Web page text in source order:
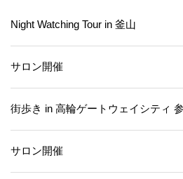
Night Watching Tour in 釜山
サロン開催
街歩き in 高輪ゲートウェイシティ
サロン開催